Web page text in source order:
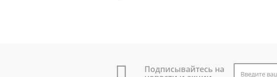
Подписывайтесь на